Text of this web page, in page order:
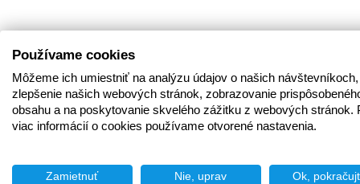
Používame cookies
Môžeme ich umiestniť na analýzu údajov o našich
zlepšenie našich webových stránok, zobrazovanie
obsahu a na poskytovanie skvelého zážitku z webových stránok.
viac informácií o cookies používame otvorené nastavenia.
Zamietnuť Nie, uprav Ok,